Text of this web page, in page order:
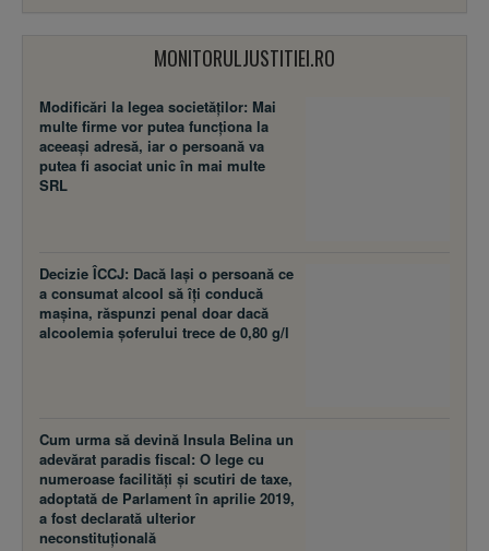
MONITORULJUSTITIEI.RO
Modificări la legea societăţilor: Mai
multe firme vor putea funcţiona la
aceeaşi adresă, iar o persoană va
putea fi asociat unic în mai multe
SRL
Decizie ÎCCJ: Dacă laşi o persoană ce
a consumat alcool să îţi conducă
maşina, răspunzi penal doar dacă
alcoolemia şoferului trece de 0,80 g/l
Cum urma să devină Insula Belina un
adevărat paradis fiscal: O lege cu
numeroase facilităţi şi scutiri de taxe,
adoptată de Parlament în aprilie 2019,
a fost declarată ulterior
neconstituţională